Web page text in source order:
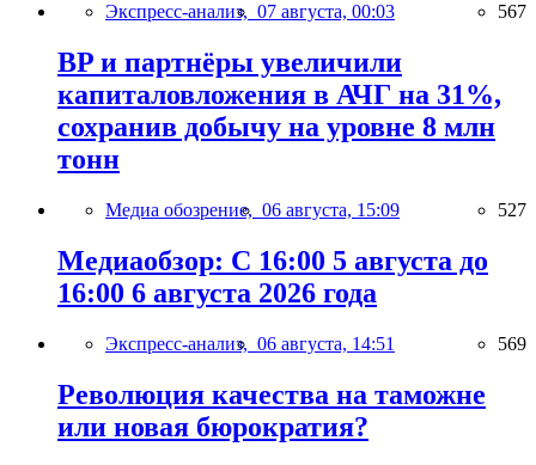
Экспресс-анализ, 07 августа, 00:03 567
BP и партнёры увеличили
капиталовложения в АЧГ на 31%,
сохранив добычу на уровне 8 млн
тонн
Медиа обозрение, 06 августа, 15:09 527
Медиаобзор: С 16:00 5 августа до
16:00 6 августа 2026 года
Экспресс-анализ, 06 августа, 14:51 569
Революция качества на таможне
или новая бюрократия?